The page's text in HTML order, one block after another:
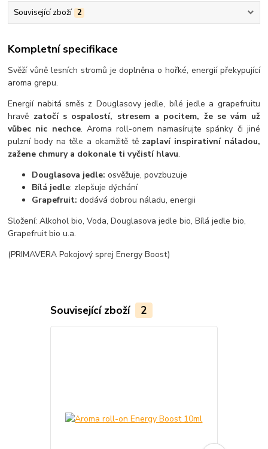
Související zboží 2
Kompletní specifikace
Svěží vůně lesních stromů je doplněna o hořké, energií překypující
aroma grepu.
Energií nabitá směs z Douglasovy jedle, bílé jedle a grapefruitu
hravě zatočí s ospalostí, stresem a pocitem, že se vám už
vůbec nic nechce. Aroma roll-onem namasírujte spánky či jiné
pulzní body na těle a okamžitě tě zaplaví inspirativní náladou,
zažene chmury a dokonale ti vyčistí hlavu.
Douglasova jedle: osvěžuje, povzbuzuje
Bílá jedle: zlepšuje dýchání
Grapefruit: dodává dobrou náladu, energii
Složení: Alkohol bio, Voda, Douglasova jedle bio, Bílá jedle bio,
Grapefruit bio u.a.
(PRIMAVERA Pokojový sprej Energy Boost)
Související zboží 2